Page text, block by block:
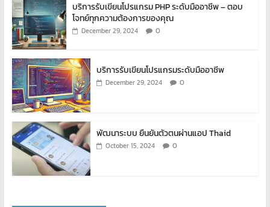
บริการรับเขียนโปรแกรม PHP ระดับมืออาชีพ – ตอบ
โจทย์ทุกความต้องการของคุณ
December 29, 2024 0
บริการรับเขียนโปรแกรมระดับมืออาชีพ
December 29, 2024 0
พัฒนาระบบ ยืนยันตัวตนผ่านแอป Thaid
October 15, 2024 0